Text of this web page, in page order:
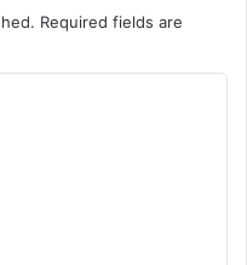
Required fields are